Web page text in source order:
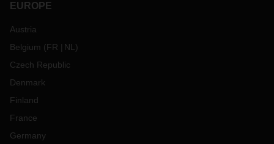
EUROPE
Austria
Belgium (FR NL )
Czech Republic
Denmark
Finland
France
Germany